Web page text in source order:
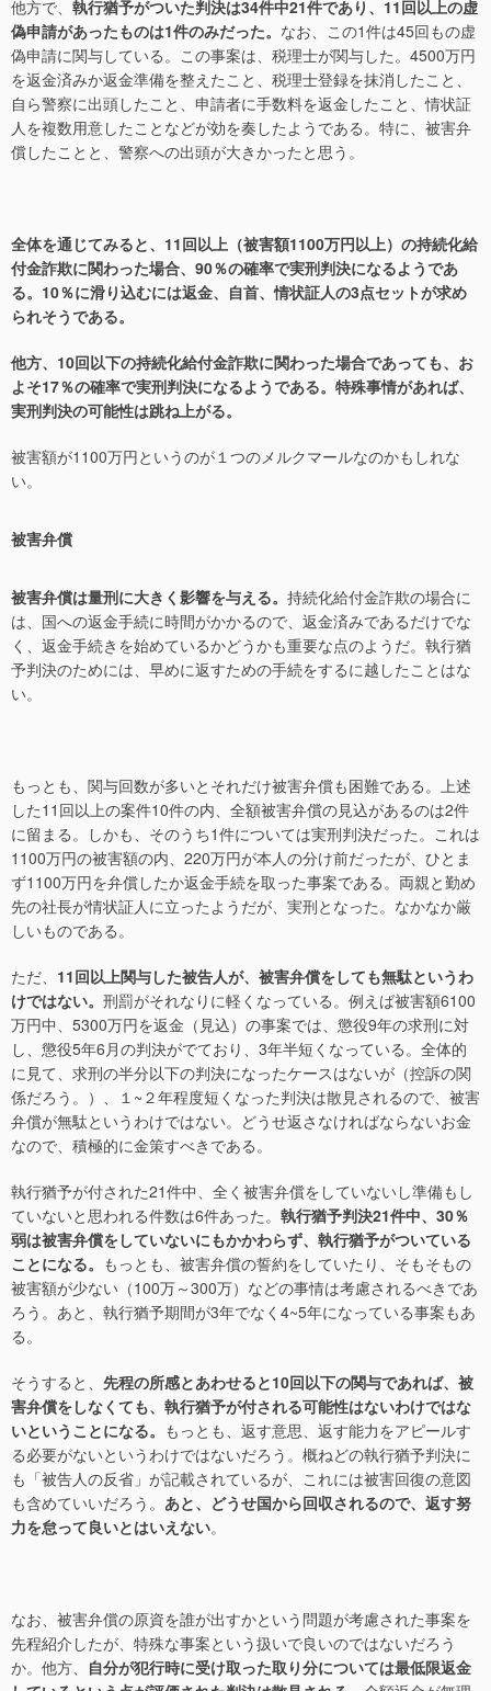
他方で、 執行猶予がついた判決は34件中21件であり、11回以上の虚
偽申請があったものは1件のみだった。 なお、この1件は45回もの虚
偽申請に関与している。この事案は、税理士が関与した。4500万円
を返金済みか返金準備を整えたこと、税理士登録を抹消したこと、
自ら警察に出頭したこと、申請者に手数料を返金したこと、情状証
人を複数用意したことなどが効を奏したようである。特に、被害弁
償したことと、警察への出頭が大きかったと思う。
全体を通じてみると、11回以上（被害額1100万円以上）の持続化給
付金詐欺に関わった場合、90％の確率で実刑判決になるようであ
る。10％に滑り込むには返金、自首、情状証人の3点セットが求め
られそうである。
他方、10回以下の持続化給付金詐欺に関わった場合であっても、お
よそ17％の確率で実刑判決になるようである。特殊事情があれば、
実刑判決の可能性は跳ね上がる。
被害額が1100万円というのが１つのメルクマールなのかもしれな
い。
被害弁償
被害弁償は量刑に大きく影響を与える。 持続化給付金詐欺の場合に
は、国への返金手続に時間がかかるので、返金済みであるだけでな
く、返金手続きを始めているかどうかも重要な点のようだ。執行猶
予判決のためには、早めに返すための手続をするに越したことはな
い。
もっとも、関与回数が多いとそれだけ被害弁償も困難である。上述
した11回以上の案件10件の内、全額被害弁償の見込があるのは2件
に留まる。しかも、そのうち1件については実刑判決だった。これは
1100万円の被害額の内、220万円が本人の分け前だったが、ひとま
ず1100万円を弁償したか返金手続を取った事案である。両親と勤め
先の社長が情状証人に立ったようだが、実刑となった。なかなか厳
しいものである。
ただ、 11回以上関与した被告人が、被害弁償をしても無駄というわ
けではない。 刑罰がそれなりに軽くなっている。例えば被害額6100
万円中、5300万円を返金（見込）の事案では、懲役9年の求刑に対
し、懲役5年6月の判決がでており、3年半短くなっている。全体的
に見て、求刑の半分以下の判決になったケースはないが（控訴の関
係だろう。）、１~２年程度短くなった判決は散見されるので、被害
弁償が無駄というわけではない。どうせ返さなければならないお金
なので、積極的に金策すべきである。
執行猶予が付された21件中、全く被害弁償をしていないし準備もし
ていないと思われる件数は6件あった。 執行猶予判決21件中、30％
弱は被害弁償をしていないにもかかわらず、執行猶予がついている
ことになる。 もっとも、被害弁償の誓約をしていたり、そもそもの
被害額が少ない（100万～300万）などの事情は考慮されるべきであ
ろう。あと、執行猶予期間が3年でなく4~5年になっている事案もあ
る。
そうすると、 先程の所感とあわせると10回以下の関与であれば、被
害弁償をしなくても、執行猶予が付される可能性はないわけではな
いということになる。 もっとも、返す意思、返す能力をアピールす
る必要がないというわけではないだろう。概ねどの執行猶予判決に
も「被告人の反省」が記載されているが、これには被害回復の意図
も含めていいだろう。 あと、どうせ国から回収されるので、返す努
力を怠って良いとはいえない。
なお、被害弁償の原資を誰が出すかという問題が考慮された事案を
先程紹介したが、特殊な事案という扱いで良いのではないだろう
か。他方、 自分が犯行時に受け取った取り分については最低限返金